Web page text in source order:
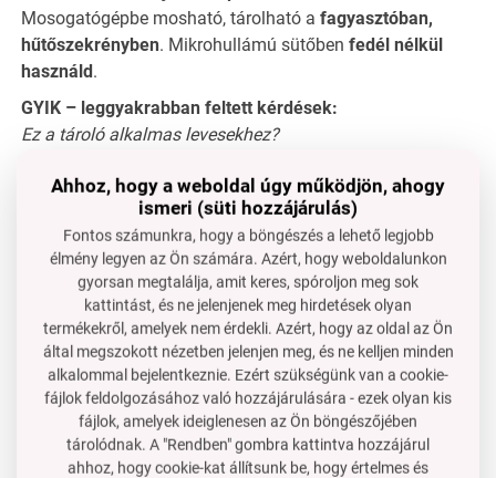
Mosogatógépbe mosható, tárolható a fagyasztóban,
hűtőszekrényben. Mikrohullámú sütőben fedél nélkül
használd.
GYIK – leggyakrabban feltett kérdések:
Ez a tároló alkalmas levesekhez?
ételeknél sem.
Használhatom-e a tárolót naponta a munkába?
Igen, robusztus és alkalmas gyakori használatra.
Megőrzi a zöldségeket és gyümölcsöket frissek?
, megakadályozza a kiszáradást és a szagok
felszívódását a környezetből.
Ahhoz, hogy a weboldal úgy működjön, ahogy
ismeri (süti hozzájárulás)
Fontos számunkra, hogy a böngészés a lehető legjobb
élmény legyen az Ön számára. Azért, hogy weboldalunkon
gyorsan megtalálja, amit keres, spóroljon meg sok
kattintást, és ne jelenjenek meg hirdetések olyan
termékekről, amelyek nem érdekli. Azért, hogy az oldal az Ön
által megszokott nézetben jelenjen meg, és ne kelljen minden
alkalommal bejelentkeznie. Ezért szükségünk van a cookie-
fájlok feldolgozásához való hozzájárulására - ezek olyan kis
fájlok, amelyek ideiglenesen az Ön böngészőjében
tárolódnak. A "Rendben" gombra kattintva hozzájárul
ahhoz, hogy cookie-kat állítsunk be, hogy értelmes és